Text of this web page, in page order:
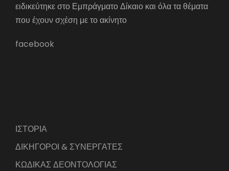
ειδικεύτηκε στο Εμπράγματο Δίκαιο και όλα τα θέματα
που έχουν σχέση με το ακίνητο
facebook
ΙΣΤΟΡΙΑ
ΔΙΚΗΓΟΡΟΙ & ΣΥΝΕΡΓΑΤΕΣ
ΚΩΔΙΚΑΣ ΔΕΟΝΤΟΛΟΓΙΑΣ